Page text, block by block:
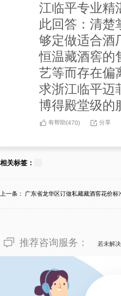
江临平专业
此回答：清楚
够定做适合酒
恒温藏酒窖的
艺等而存在偏
求浙江临平迈
博得殿堂级的
有帮助(470) 分享
182****8575
少？”，浙江
视乎酒厂私人
私人恒温藏酒
设计到修建的
相关标签：
上一条： 广东省龙华区订做私藏藏酒窖花价标
推荐咨询服务： 若未解